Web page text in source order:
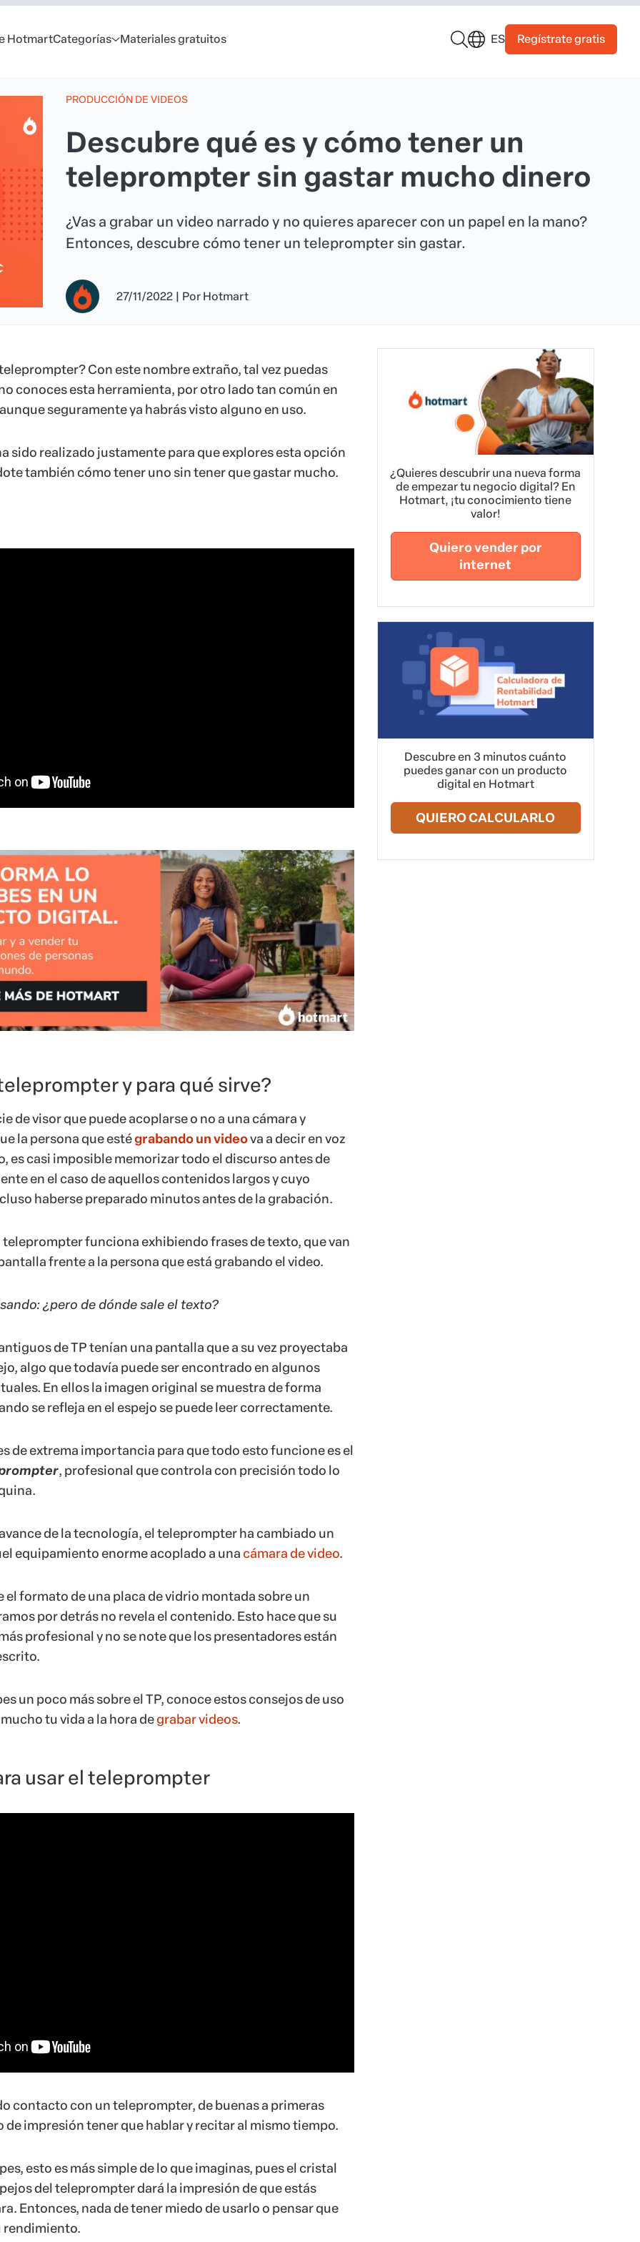
HotmartCategorías Materiales gratuitos ES Regístrate gratis
PRODUCCIÓN DE VIDEOS
Descubre qué es y cómo tener un
teleprompter sin gastar mucho dinero
¿Vas a grabar un video narrado y no quieres aparecer con un papel en la mano?
Entonces, descubre cómo tener un teleprompter sin gastar.
27/11/2022 | Por Hotmart
Con este nombre extraño, tal vez puedas
conoces esta herramienta, por otro lado tan común en
seguramente ya habrás visto alguno en uso.
sido realizado justamente para que explores esta opción
también cómo tener uno sin tener que gastar mucho.
y para qué sirve?
de visor que puede acoplarse o no a una cámara y
la persona que estégrabando un videova a decir en voz
es casi imposible memorizar todo el discurso antes de
en el caso de aquellos contenidos largos y cuyo
haberse preparado minutos antes de la grabación.
teleprompter funciona exhibiendo frases de texto, que van
frente a la persona que está grabando el video.
¿pero de dónde sale el texto?
de TP tenían una pantalla que a su vez proyectaba
algo que todavía puede ser encontrado en algunos
En ellos la imagen original se muestra de forma
se refleja en el espejo se puede leer correctamente.
de extrema importancia para que todo esto funcione es el
, profesional que controla con precisión todo lo
de la tecnología, el teleprompter ha cambiado un
equipamiento enorme acoplado a unacámara de video.
formato de una placa de vidrio montada sobre un
por detrás no revela el contenido. Esto hace que su
profesional y no se note que los presentadores están
un poco más sobre el TP, conoce estos consejos de uso
tu vida a la hora degrabar videos.
usar el teleprompter
contacto con un teleprompter, de buenas a primeras
de impresión tener que hablar y recitar al mismo tiempo.
esto es más simple de lo que imaginas, pues el cristal
del teleprompter dará la impresión de que estás
Entonces, nada de tener miedo de usarlo o pensar que
¿Quieres descubrir una nueva forma
de empezar tu negocio digital? En
Hotmart, ¡tu conocimiento tiene
valor!
Quiero vender por
internet
Descubre en 3 minutos cuánto
puedes ganar con un producto
digital en Hotmart
QUIERO CALCULARLO